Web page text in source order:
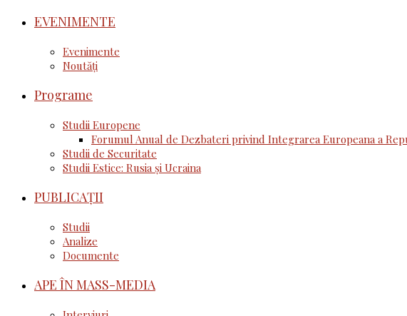
EVENIMENTE
Evenimente
Noutăţi
Programe
Studii Europene
Forumul Anual de Dezbateri privind Integrarea Europeana a
Studii de Securitate
Studii Estice: Rusia și Ucraina
PUBLICAȚII
Studii
Analize
Documente
APE ÎN MASS-MEDIA